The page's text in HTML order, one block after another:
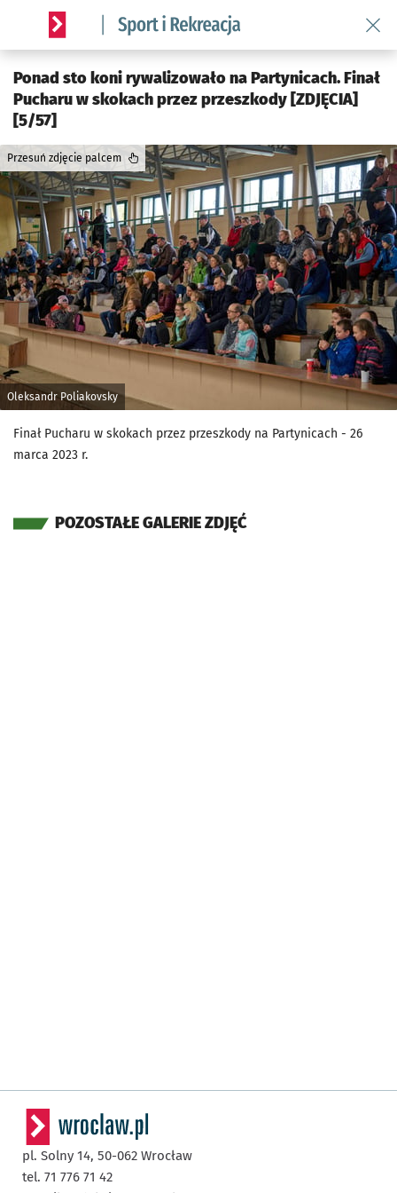
Serwis informacyjny wroclaw.pl podserwis: Sport i rekreacja
Ponad sto koni rywalizowało na Partynicach. Finał
Pucharu w skokach przez przeszkody [ZDJĘCIA]
[5/57]
Oleksandr Poliakovsky
Przesuń zdjęcie palcem
Finał Pucharu w skokach przez przeszkody na Partynicach - 26
marca 2023 r.
POZOSTAŁE GALERIE ZDJĘĆ
pl. Solny 14, 50-062 Wrocław
tel. 71 776 71 42